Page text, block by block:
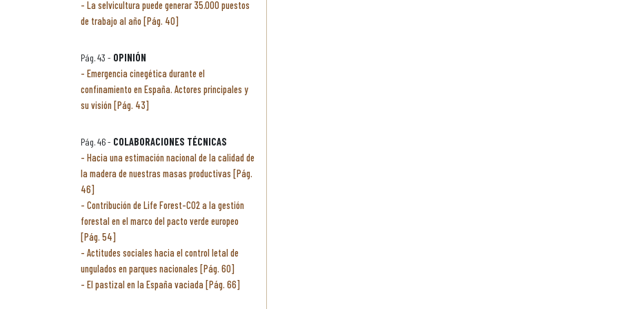
La selvicultura puede generar 35.000 puestos
de trabajo al año [Pág. 40]
Pág. 43 - OPINIÓN
Emergencia cinegética durante el
confinamiento en España. Actores principales y
su visión [Pág. 43]
Pág. 46 - COLABORACIONES TÉCNICAS
Hacia una estimación nacional de la calidad de
la madera de nuestras masas productivas [Pág.
46]
Contribución de Life Forest-CO2 a la gestión
forestal en el marco del pacto verde europeo
[Pág. 54]
Actitudes sociales hacia el control letal de
ungulados en parques nacionales [Pág. 60]
El pastizal en la España vaciada [Pág. 66]